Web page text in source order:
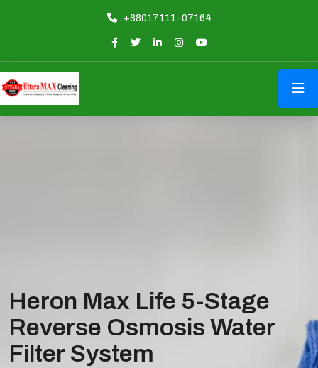
+88017111-07164
Heron Max Life 5-Stage
Reverse Osmosis Water
Filter System